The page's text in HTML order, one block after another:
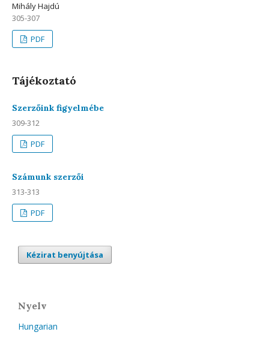
Mihály Hajdú
305-307
PDF
Tájékoztató
Szerzőink figyelmébe
309-312
PDF
Számunk szerzői
313-313
PDF
Kézirat benyújtása
Nyelv
Hungarian